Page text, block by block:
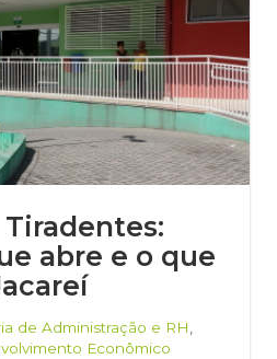
abre e o que
de Administração e RH
Econômico